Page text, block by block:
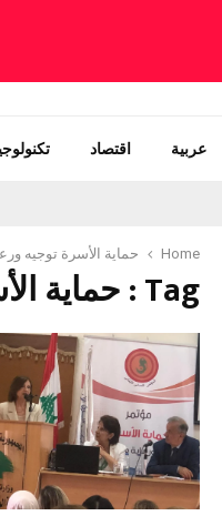
عربية اقتصاد
Home حماية الأسرة توجيه
Tag : حماية الأسرة توجيه ورعاية مجتمعية